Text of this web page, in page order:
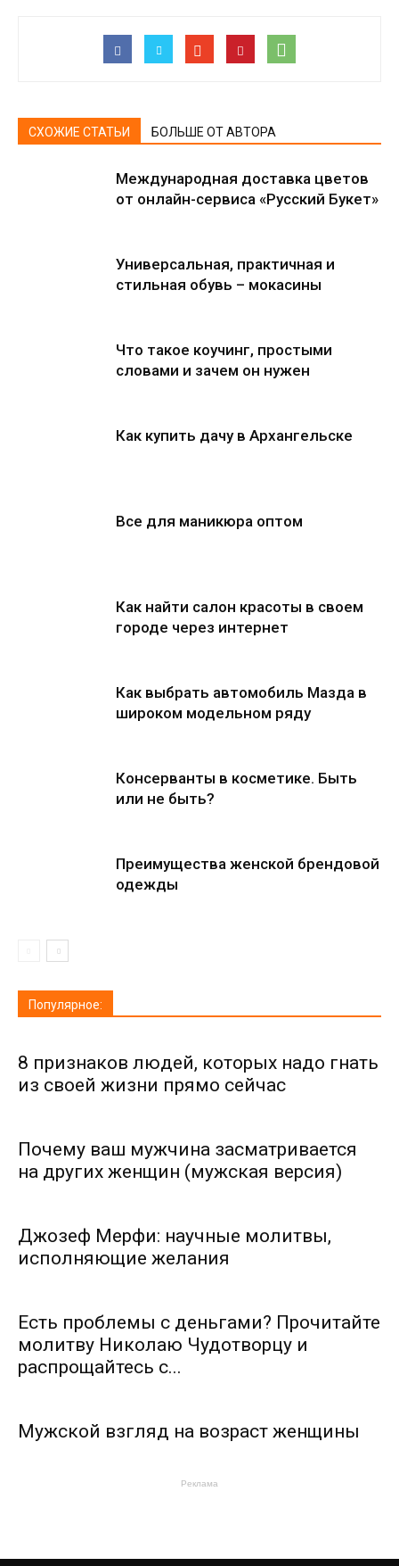
СХОЖИЕ СТАТЬИ БОЛЬШЕ ОТ АВТОРА
Международная доставка цветов
от онлайн-сервиса «Русский Букет»
Универсальная, практичная и
стильная обувь – мокасины
Что такое коучинг, простыми
словами и зачем он нужен
Как купить дачу в Архангельске
Все для маникюра оптом
Как найти салон красоты в своем
городе через интернет
Как выбрать автомобиль Мазда в
широком модельном ряду
Консерванты в косметике. Быть
или не быть?
Преимущества женской брендовой
одежды
Популярное:
8 признаков людей, которых надо гнать
из своей жизни прямо сейчас
Почему ваш мужчина засматривается
на других женщин (мужская версия)
Джозеф Мерфи: научные молитвы,
исполняющие желания
Есть проблемы с деньгами? Прочитайте
молитву Николаю Чудотворцу и
распрощайтесь с...
Мужской взгляд на возраст женщины
Реклама